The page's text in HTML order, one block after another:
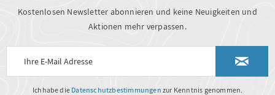
Kostenlosen Newsletter abonnieren und keine Neuigkeiten und
Aktionen mehr verpassen.
Ich habe die Datenschutzbestimmungen zur Kenntnis genommen.